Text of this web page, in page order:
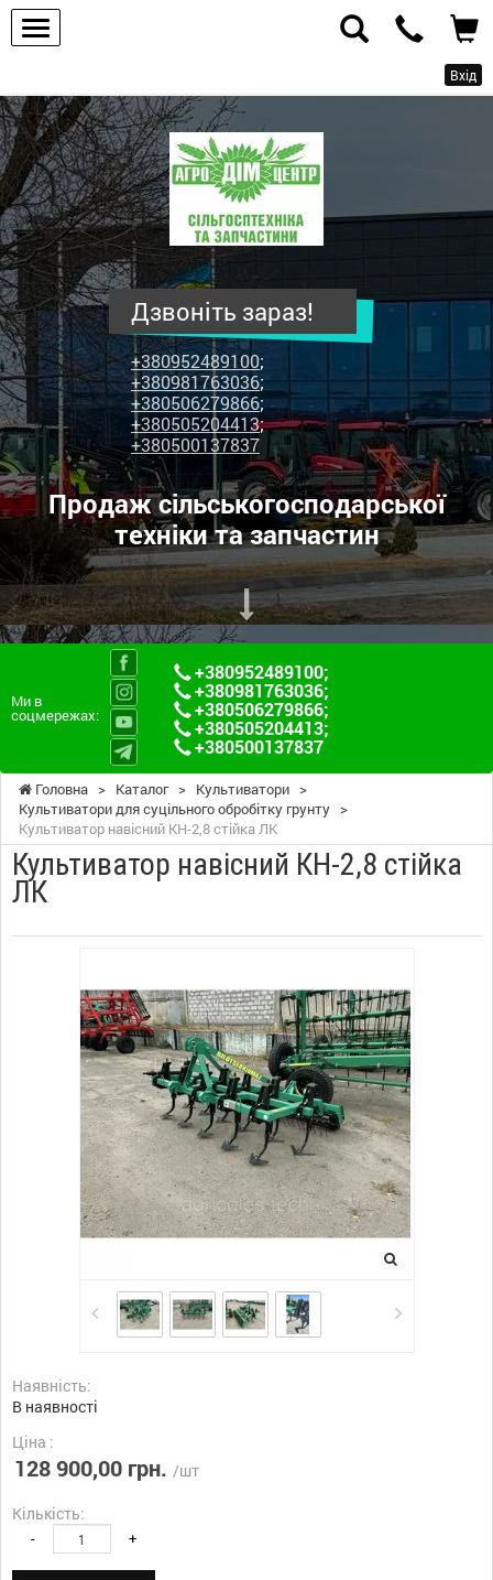
Вхід
ПП
"Агродім-
центр"
-
продаж
сільськогосподарської
техніки
та
запчастин
Дзвоніть зараз!
+380952489100;
+380981763036;
+380506279866;
+380505204413;
+380500137837
Продаж сільськогосподарської
техніки та запчастин
Ми в
соцмережах:
+380952489100;
+380981763036;
+380506279866;
+380505204413;
+380500137837
Головна > Каталог > Культиватори >
Культиватори для суцільного обробітку грунту >
Культиватор навісний КН-2,8 стійка ЛК
Культиватор навісний КН-2,8 стійка
ЛК
Наявність:
В наявності
Ціна :
128 900,00 грн. /шт
Кількість:
- +